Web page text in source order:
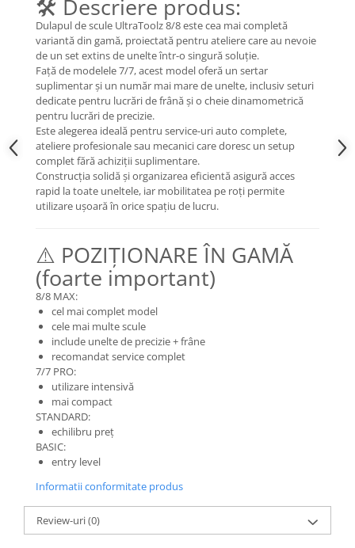
Unelte & truse
Adezivi & pastă termoconductoare
Rulouri de nichel
Tuburi termocontractabile
Șuruburi / kituri prindere
Publicitate & elemente expo
🛠️ Descriere produs:
Dulapul de scule UltraToolz 8/8 este cea mai completă
variantă din gamă, proiectată pentru ateliere care au nevoie
de un set extins de unelte într-o singură soluție.
Față de modelele 7/7, acest model oferă un sertar
suplimentar și un număr mai mare de unelte, inclusiv seturi
dedicate pentru lucrări de frână și o cheie dinamometrică
pentru lucrări de precizie.
Este alegerea ideală pentru service-uri auto complete,
ateliere profesionale sau mecanici care doresc un setup
complet fără achiziții suplimentare.
Construcția solidă și organizarea eficientă asigură acces
rapid la toate uneltele, iar mobilitatea pe roți permite
utilizare ușoară în orice spațiu de lucru.
⚠️ POZIȚIONARE ÎN GAMĂ
(foarte important)
8/8 MAX:
cel mai complet model
cele mai multe scule
include unelte de precizie + frâne
recomandat service complet
7/7 PRO:
utilizare intensivă
mai compact
STANDARD:
echilibru preț
BASIC:
entry level
Informatii conformitate produs
Review-uri(0)